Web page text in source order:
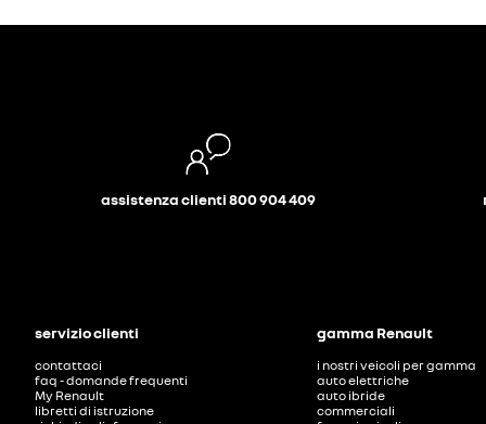
assistenza clienti 800 904 409
servizio clienti
contattaci
faq - domande frequenti
My Renault
libretti di istruzione
gamma Renault
i nostri veicoli per gamma
auto elettriche
auto ibride
commerciali